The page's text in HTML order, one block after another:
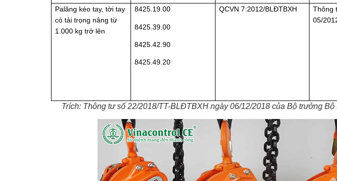
Palăng kéo tay, tời tay
có tải trọng nâng từ
1.000 kg trở lên
8425.19.00
8425.39.00
8425.42.90
8425.49.20
QCVN 7:2012/BLĐTBXH
Thông
05/
Trích: Thông tư số22/2018/TT-BLĐTBXH ngày 06/12/2018 của Bộ trưởng